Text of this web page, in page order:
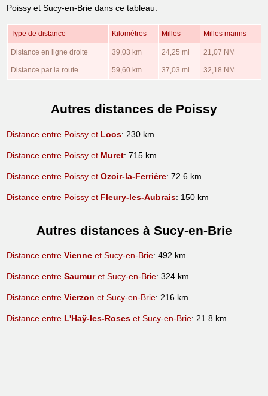
Poissy et Sucy-en-Brie dans ce tableau:
Type de distance Kilomètres Milles Milles marins
Distance en ligne droite 39,03 km 24,25 mi 21,07 NM
Distance par la route 59,60 km 37,03 mi 32,18 NM
Autres distances de Poissy
Distance entre Poissy et Loos: 230 km
Distance entre Poissy et Muret: 715 km
Distance entre Poissy etOzoir-la-Ferrière: 72.6 km
Distance entre Poissy et Fleury-les-Aubrais: 150 km
Autres distances à Sucy-en-Brie
Distance entreVienne et Sucy-en-Brie: 492 km
Distance entreSaumuret Sucy-en-Brie: 324 km
Distance entreVierzon et Sucy-en-Brie: 216 km
Distance entre L'Haÿ-les-Roses et Sucy-en-Brie: 21.8 km